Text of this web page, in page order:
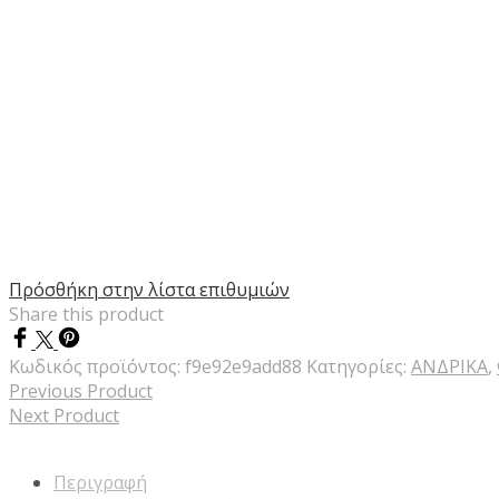
Πρόσθήκη στην λίστα επιθυμιών
Share this product
Κωδικός προϊόντος: f9e92e9add88 Κατηγορίες: ΑΝΔΡΙΚΑ,
Previous Product
Next Product
Περιγραφή